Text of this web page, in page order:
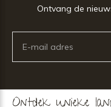
Ontvang de